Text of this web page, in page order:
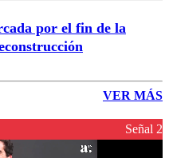
por el fin de la
VER MÁS
Señal 2